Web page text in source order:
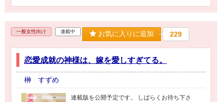
一般女性向け 連載中 お気に入りに追加 229
恋愛成就の神様は、嫁を愛しすぎてる。
榊 すずめ
連載版を公開予定です。 しばらくお待ち下さ